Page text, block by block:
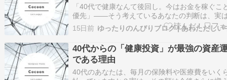
「40代で健康なんて後回し。今はお金を稼ぐこ
優先」――そう考えているあなたの判断は、実
きな損失を生んでいるかもしれません。 衝撃的
実があります。厚生労働省のデータによると、
から50代にかけて医療費は急増し、健康寿命を
人の多くは生活習慣病が原因です。一方、適切
15日前
40代からの「健康投資」が最強の資産
である理由
40代のあなたは、毎月の保険料や医療費をいく